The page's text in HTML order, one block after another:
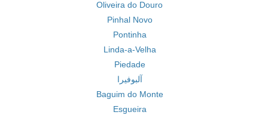
Oliveira do Douro
Pinhal Novo
Pontinha
Linda-a-Velha
Piedade
آلبوفیرا
Baguim do Monte
Esgueira